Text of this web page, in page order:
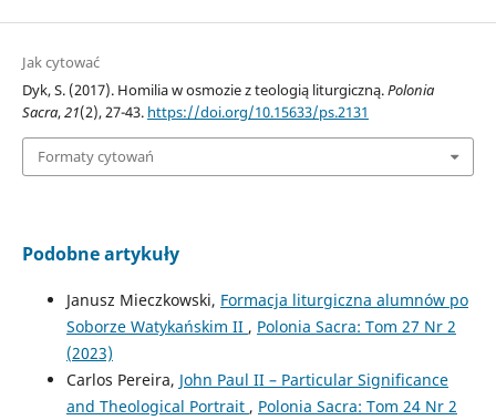
Jak cytować
Dyk, S. (2017). Homilia w osmozie z teologią liturgiczną.Polonia
Sacra,21(2), 27-43. https://doi.org/10.15633/ps.2131
Formaty cytowań
Podobne artykuły
Janusz Mieczkowski, Formacja liturgiczna alumnów po
Soborze Watykańskim II , Polonia Sacra: Tom 27 Nr 2
(2023)
Carlos Pereira, John Paul II – Particular Significance
and Theological Portrait , Polonia Sacra: Tom 24 Nr 2